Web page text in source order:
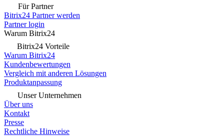
Für Partner
Bitrix24 Partner werden
Partner login
Warum Bitrix24
Bitrix24 Vorteile
Warum Bitrix24
Kundenbewertungen
Vergleich mit anderen Lösungen
Produktanpassung
Unser Unternehmen
Über uns
Kontakt
Presse
Rechtliche Hinweise